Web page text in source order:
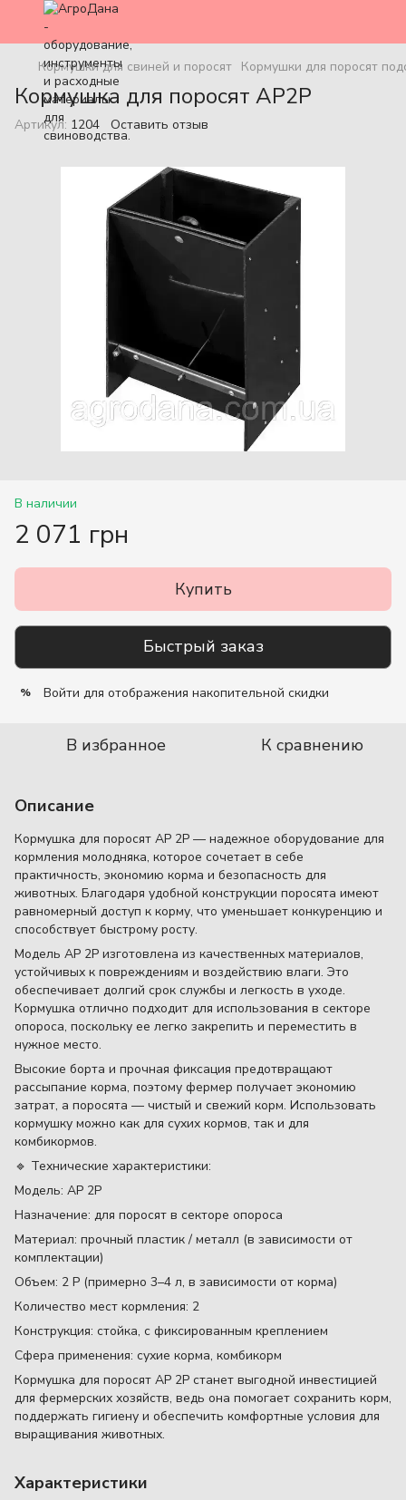
Кормушки для свиней и поросят Кормушки для поросят
Кормушка для поросят AP2P
Артикул: 1204 Оставить отзыв
В наличии
2 071 грн
Купить
Быстрый заказ
% Войти для отображения накопительной скидки
В избранное К сравнению
Описание
Кормушка для поросят AP 2P — надежное оборудование для
кормления молодняка, которое сочетает в себе
практичность, экономию корма и безопасность для
животных. Благодаря удобной конструкции поросята имеют
равномерный доступ к корму, что уменьшает конкуренцию и
способствует быстрому росту.
Модель AP 2P изготовлена из качественных материалов,
устойчивых к повреждениям и воздействию влаги. Это
обеспечивает долгий срок службы и легкость в уходе.
Кормушка отлично подходит для использования в секторе
опороса, поскольку ее легко закрепить и переместить в
нужное место.
Высокие борта и прочная фиксация предотвращают
рассыпание корма, поэтому фермер получает экономию
затрат, а поросята — чистый и свежий корм. Использовать
кормушку можно как для сухих кормов, так и для
комбикормов.
🔹 Технические характеристики:
Модель: AP 2P
Назначение: для поросят в секторе опороса
Материал: прочный пластик / металл (в зависимости от
комплектации)
Объем: 2 P (примерно 3–4 л, в зависимости от корма)
Количество мест кормления: 2
Конструкция: стойка, с фиксированным креплением
Сфера применения: сухие корма, комбикорм
Кормушка для поросят AP 2P станет выгодной инвестицией
для фермерских хозяйств, ведь она помогает сохранить корм,
поддержать гигиену и обеспечить комфортные условия для
выращивания животных.
Характеристики